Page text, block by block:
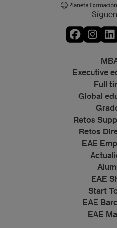
Executive
Full
Global
Retos
Retos
EAE
EAE
Start
EAE
EAE